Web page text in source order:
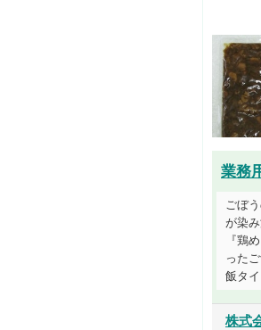
業務
ごぼ
が染
『鶏
った
飯タ
株式